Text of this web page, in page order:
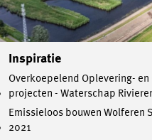
Inspiratie
Overkoepelend Oplevering-
projecten - Waterschap
Emissieloos bouwen Wolferen
2021